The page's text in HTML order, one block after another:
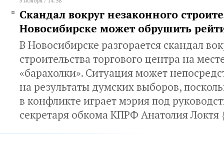
Скандал вокруг незаконного
Новосибирске может обрушить
В Новосибирске разгорается скандал
строительства торгового центра на
«барахолки». Ситуация может
на результаты думских выборов,
в конфликте играет мэрия под
секретаря обкома КПРФ Анатолия Локтя